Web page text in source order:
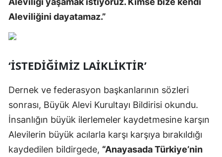
Aleviliğini dayatamaz.”
‘İSTEDİĞİMİZ LAİKLİKTİR’
Dernek ve federasyon başkanlarının sözleri
sonrası, Büyük Alevi Kurultayı Bildirisi okundu.
İnsanlığın büyük ilerlemeler kaydetmesine karşın
Alevilerin büyük acılarla karşı karşıya bırakıldığı
kaydedilen bildirgede, “Anayasada Türkiye’nin